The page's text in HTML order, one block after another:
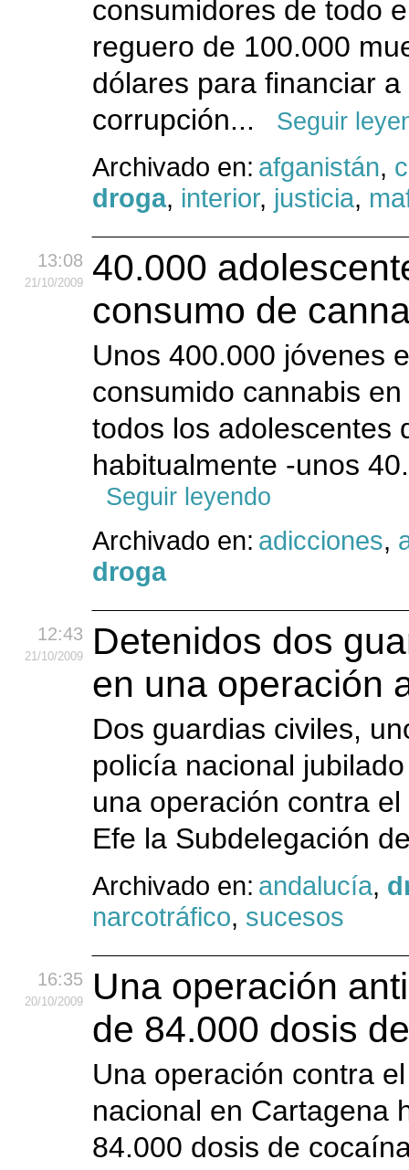
consumidores de todo
reguero de 100.000
dólares para financiar
corrupción...
Seguir
Archivado en: afganistán,
droga, interior, justicia,
13:08
21/10/2009
40.000
consumo de
Unos 400.000 jóvenes
consumido cannabis
todos los adolescentes
habitualmente -unos
Seguir leyendo
Archivado en: adicciones,
droga
12:43
21/10/2009
Detenidos dos
en una operación
Dos guardias civiles,
policía nacional
una operación contra
Efe la Subdelegación
Archivado en: andalucía,
narcotráfico, sucesos
16:35
20/10/2009
Una operación
de 84.000 dosis
Una operación contra
nacional en Cartagena
84.000 dosis de